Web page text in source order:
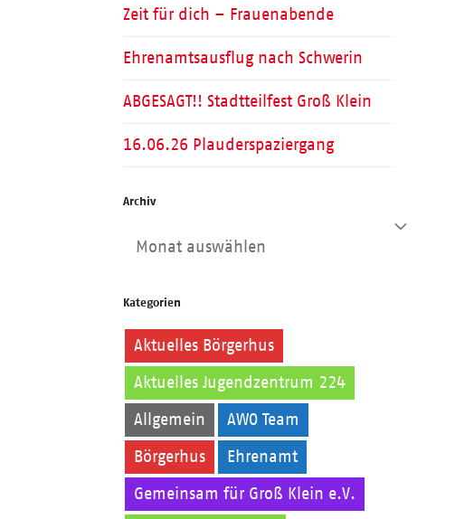
Zeit für dich – Frauenabende
Ehrenamtsausflug nach Schwerin
ABGESAGT!! Stadtteilfest Groß Klein
16.06.26 Plauderspaziergang
Archiv
Archiv
Kategorien
Aktuelles Börgerhus
Aktuelles Jugendzentrum 224
Allgemein AWO Team
Börgerhus Ehrenamt
Gemeinsam für Groß Klein e.V.